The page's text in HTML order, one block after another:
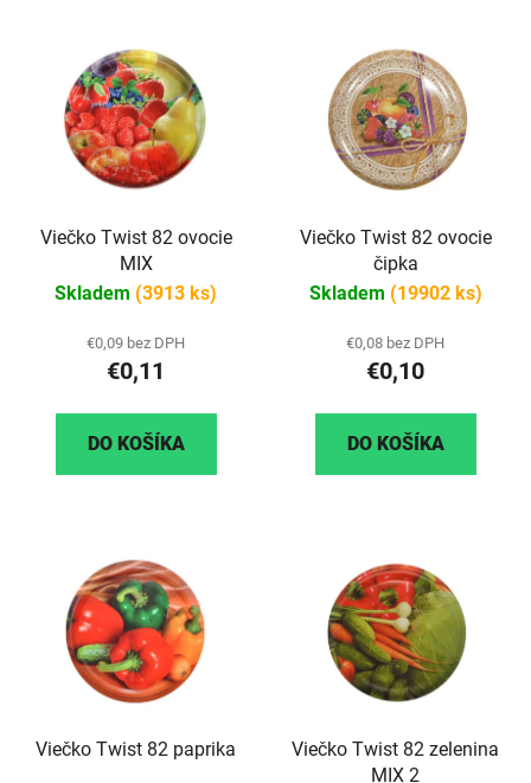
Viečko Twist 82 ovocie
MIX
Skladem (3913 ks)
€0,09 bez DPH
€0,11
DO KOŠÍKA
Viečko Twist 82 ovocie
čipka
Skladem (19902 ks)
€0,08 bez DPH
€0,10
DO KOŠÍKA
Viečko Twist 82 paprika
Viečko Twist 82 zelenina
MIX 2